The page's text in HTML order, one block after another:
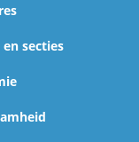
en secties